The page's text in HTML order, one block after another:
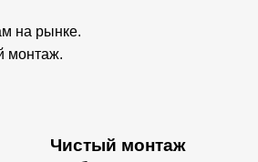
на рынке.
монтаж.
Чистый монтаж